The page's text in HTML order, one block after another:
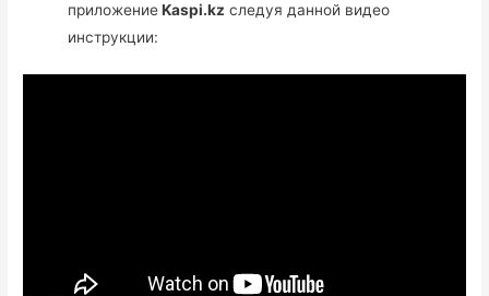
приложениеKaspi.kz следуя данной видео
инструкции: